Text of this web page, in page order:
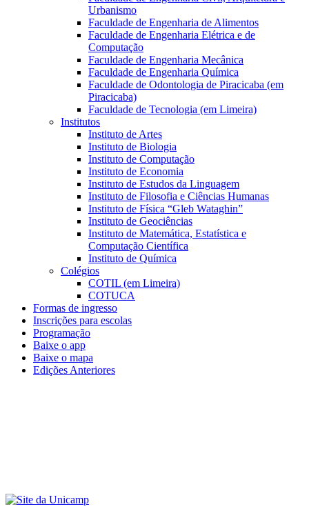
Urbanismo
Faculdade de Engenharia de Alimentos
Faculdade de Engenharia Elétrica e de
Computação
Faculdade de Engenharia Mecânica
Faculdade de Engenharia Química
Faculdade de Odontologia de Piracicaba (em
Piracicaba)
Faculdade de Tecnologia (em Limeira)
Institutos
Instituto de Artes
Instituto de Biologia
Instituto de Computação
Instituto de Economia
Instituto de Estudos da Linguagem
Instituto de Filosofia e Ciências Humanas
Instituto de Física “Gleb Wataghin”
Instituto de Geociências
Instituto de Matemática, Estatística e
Computação Científica
Instituto de Química
Colégios
COTIL (em Limeira)
COTUCA
Formas de ingresso
Inscrições para escolas
Programação
Baixe o app
Baixe o mapa
Edições Anteriores